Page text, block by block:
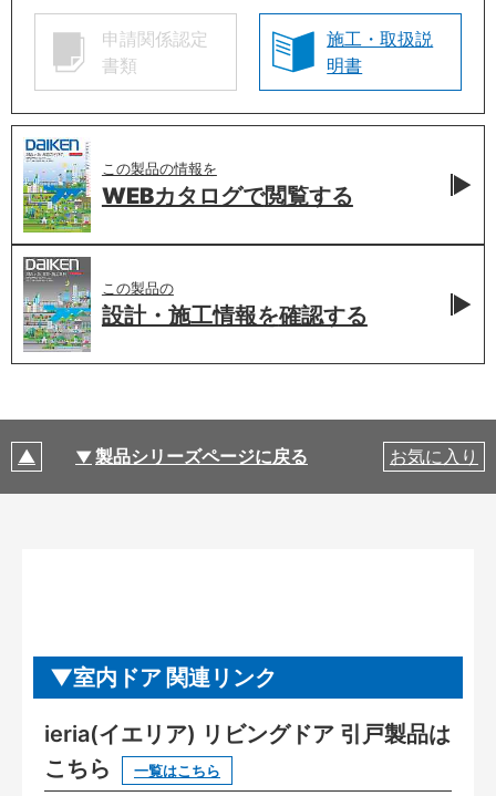
申請関係認定
書類
施工・取扱説
明書
この製品の情報を
WEBカタログで閲覧する
この製品の
設計・施工情報を確認する
製品シリーズページに戻る お気に入り
室内ドア 関連リンク
ieria(イエリア) リビングドア 引戸製品は
こちら
一覧はこちら